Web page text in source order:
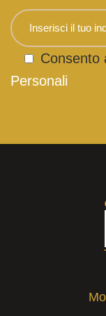
Consento
Personali